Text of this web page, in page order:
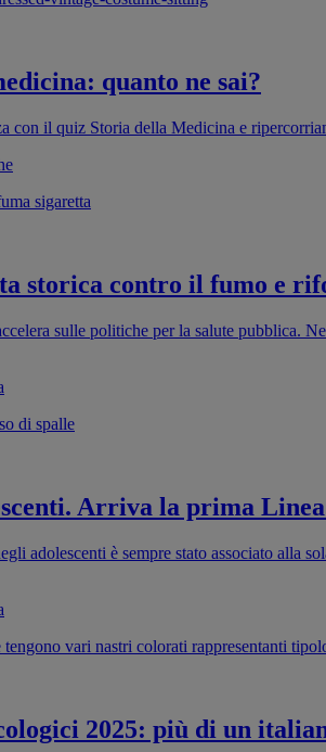
quanto ne sai?
con il quiz Storia della Medicina e
storica contro il fumo e
sulle politiche per la salute pubblica.
Arriva la prima
adolescenti è sempre stato associato
2025: più di un